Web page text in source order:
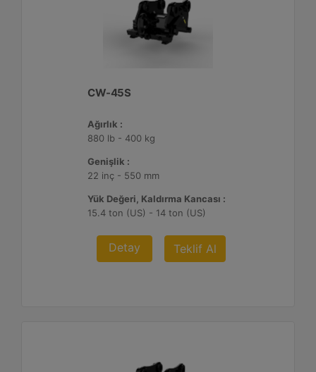
CW-45S
Ağırlık :
880 lb - 400 kg
Genişlik :
22 inç - 550 mm
Yük Değeri, Kaldırma Kancası :
15.4 ton (US) - 14 ton (US)
Detay Teklif Al